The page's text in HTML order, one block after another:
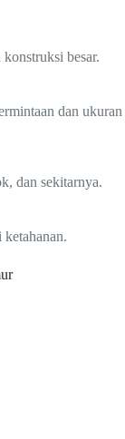
besar.
dan ukuran
dan sekitarnya.
ketahanan.